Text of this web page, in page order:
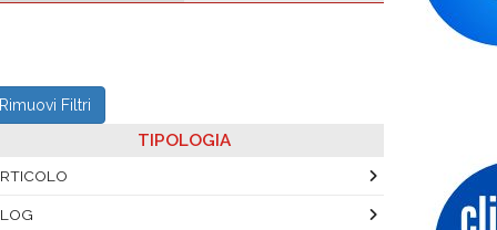
Rimuovi Filtri
TIPOLOGIA